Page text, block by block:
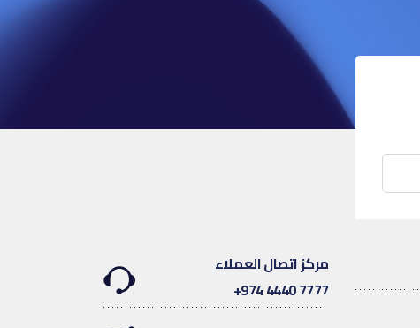
مركز اتصال العملاء
7777 4440 974+